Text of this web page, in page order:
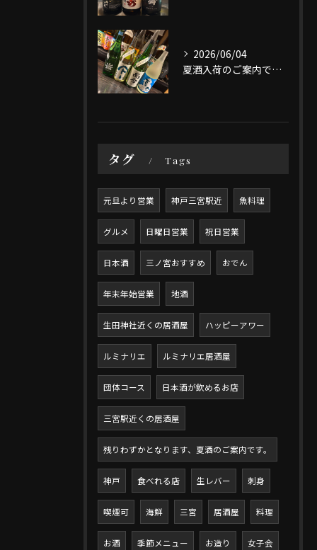
2026/06/04
夏酒入荷のご案内です。
タグ Tags
元旦より営業 神戸三宮駅近 魚料理
グルメ 日曜日営業 祝日営業
日本酒 三ノ宮おすすめ おでん
年末年始営業 地酒
生田神社近くの居酒屋 ハッピーアワー
ルミナリエ ルミナリエ居酒屋
団体コース 日本酒が飲めるお店
三宮駅近くの居酒屋
残りわずかとなります、夏酒のご案内です。
神戸 食べれる店 生レバー 刺身
喫煙可 海鮮 三宮 居酒屋 料理
お酒 季節メニュー お造り 女子会